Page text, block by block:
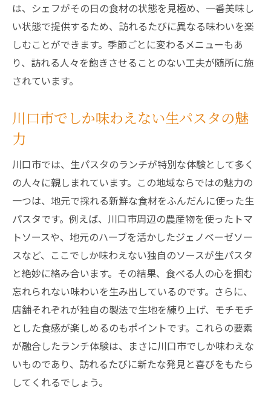
験
川口市でリフレッシュする生パスタランチ
癒しの時間をくれる川口市の生パスタ店
川口市の生パスタランチで心身をリセット
川口市の生パスタ店でくつろぎの時間を
方法
川口市で楽しむ生パスタランチの秘訣
地元で人気の川口市生パスタ店
川口市のランチで生パスタをフルコースで
川口市での生パスタランチの楽しみ方
生パスタを楽しむための川口市ガイド
川口市のランチで生パスタを堪能するコツ
生パスタのもちもち食感を川口市のランチで体
感
川口市ランチで絶品の生パスタを味わう
食感がたまらない川口市の生パスタ店
は、シェフがその日の食材の状態を見極め、一番美味し
い状態で提供するため、訪れるたびに異なる味わいを楽
しむことができます。季節ごとに変わるメニューもあ
り、訪れる人々を飽きさせることのない工夫が随所に施
されています。
川口市でしか味わえない生パスタの魅
力
川口市では、生パスタのランチが特別な体験として多く
の人々に親しまれています。この地域ならではの魅力の
一つは、地元で採れる新鮮な食材をふんだんに使った生
パスタです。例えば、川口市周辺の農産物を使ったトマ
トソースや、地元のハーブを活かしたジェノベーゼソー
スなど、ここでしか味わえない独自のソースが生パスタ
と絶妙に絡み合います。その結果、食べる人の心を掴む
忘れられない味わいを生み出しているのです。さらに、
店舗それぞれが独自の製法で生地を練り上げ、モチモチ
とした食感が楽しめるのもポイントです。これらの要素
が融合したランチ体験は、まさに川口市でしか味わえな
いものであり、訪れるたびに新たな発見と喜びをもたら
してくれるでしょう。